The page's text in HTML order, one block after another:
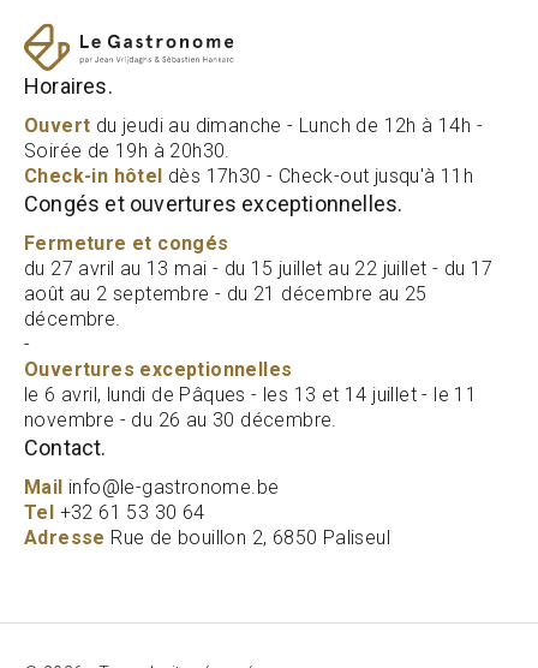
Horaires.
Ouvert du jeudi au dimanche - Lunch de 12h à 14h -
Soirée de 19h à 20h30.
Check-in hôtel dès 17h30 - Check-out jusqu'à 11h
Congés et ouvertures exceptionnelles.
Fermeture et congés
du 27 avril au 13 mai - du 15 juillet au 22 juillet - du 17
août au 2 septembre - du 21 décembre au 25
décembre.
-
Ouvertures exceptionnelles
le 6 avril, lundi de Pâques - les 13 et 14 juillet - le 11
novembre - du 26 au 30 décembre.
Contact.
Mail info@le-gastronome.be
Tel +32 61 53 30 64
Adresse Rue de bouillon 2, 6850 Paliseul